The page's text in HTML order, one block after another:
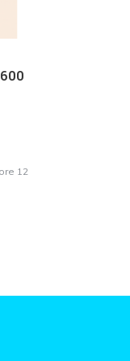
12